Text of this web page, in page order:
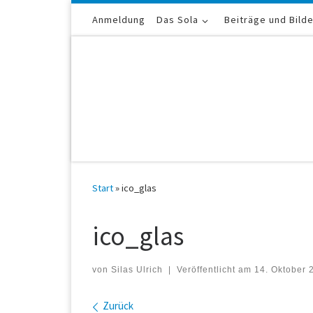
Zum Inhalt springenAnmeldung Das Sola Beiträge und
Start»ico_glas
ico_glas
von Silas Ulrich | Veröffentlicht am 14. Oktober
Zurück